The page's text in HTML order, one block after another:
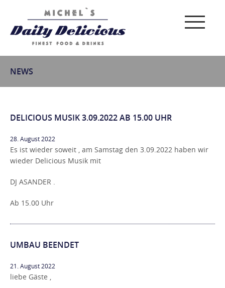
NEWS
DELICIOUS MUSIK 3.09.2022 AB 15.00 UHR
28. August 2022
Es ist wieder soweit , am Samstag den 3.09.2022 haben wir
wieder Delicious Musik mit
DJ ASANDER .
Ab 15.00 Uhr
UMBAU BEENDET
21. August 2022
liebe Gäste ,